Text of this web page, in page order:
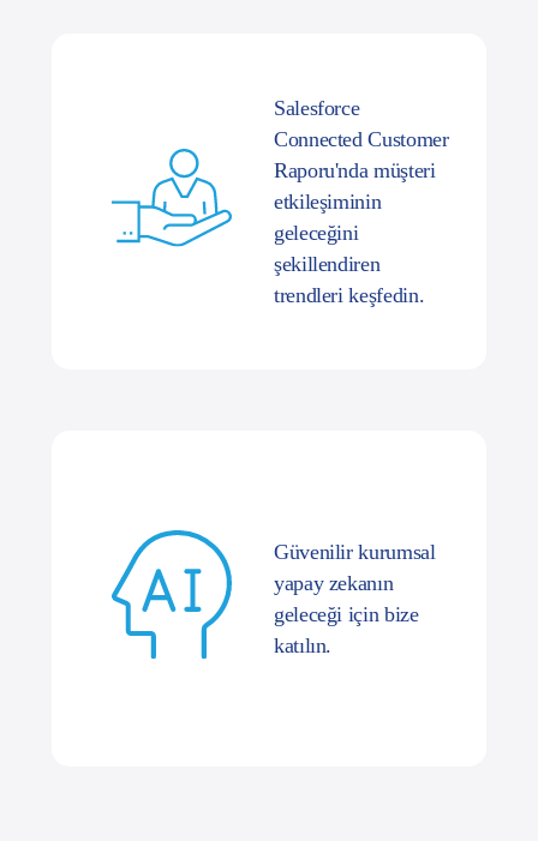
Connected Customer
Raporu'nda müşteri
etkileşiminin
geleceğini
şekillendiren
trendleri keşfedin.
yapay zekanın
geleceği için bize
katılın.